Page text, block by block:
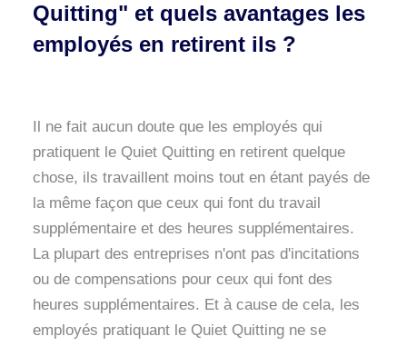
Quitting" et quels avantages les
employés en retirent ils ?
Il ne fait aucun doute que les employés qui
pratiquent le Quiet Quitting en retirent quelque
chose, ils travaillent moins tout en étant payés de
la même façon que ceux qui font du travail
supplémentaire et des heures supplémentaires.
La plupart des entreprises n'ont pas d'incitations
ou de compensations pour ceux qui font des
heures supplémentaires. Et à cause de cela, les
employés pratiquant le Quiet Quitting ne se